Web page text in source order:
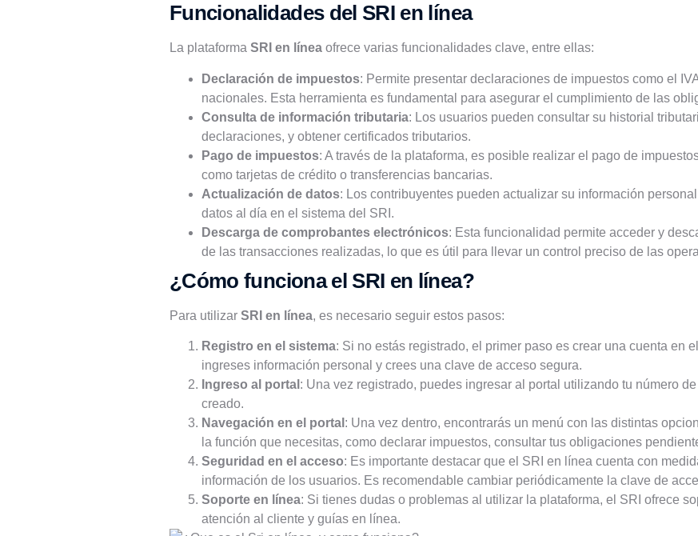
Funcionalidades del SRI en línea
La plataforma SRI en línea ofrece varias funcionalidades clave, entre ellas:
Declaración de impuestos: Permite presentar declaraciones de impuestos como el
nacionales. Esta herramienta es fundamental para asegurar el cumplimiento de las
Consulta de información tributaria: Los usuarios pueden consultar su historial
declaraciones, y obtener certificados tributarios.
Pago de impuestos: A través de la plataforma, es posible realizar el pago de
como tarjetas de crédito o transferencias bancarias.
Actualización de datos: Los contribuyentes pueden actualizar su información
datos al día en el sistema del SRI.
Descarga de comprobantes electrónicos: Esta funcionalidad permite acceder y
de las transacciones realizadas, lo que es útil para llevar un control preciso de las
¿Cómo funciona el SRI en línea?
Para utilizar SRI en línea, es necesario seguir estos pasos:
Registro en el sistema: Si no estás registrado, el primer paso es crear una cuenta en
ingreses información personal y crees una clave de acceso segura.
Ingreso al portal : Una vez registrado, puedes ingresar al portal utilizando tu número
creado.
Navegación en el portal : Una vez dentro, encontrarás un menú con las distintas
la función que necesitas, como declarar impuestos, consultar tus obligaciones
Seguridad en el acceso: Es importante destacar que el SRI en línea cuenta con
información de los usuarios. Es recomendable cambiar periódicamente la clave de
Soporte en línea: Si tienes dudas o problemas al utilizar la plataforma, el SRI ofrece
atención al cliente y guías en línea.